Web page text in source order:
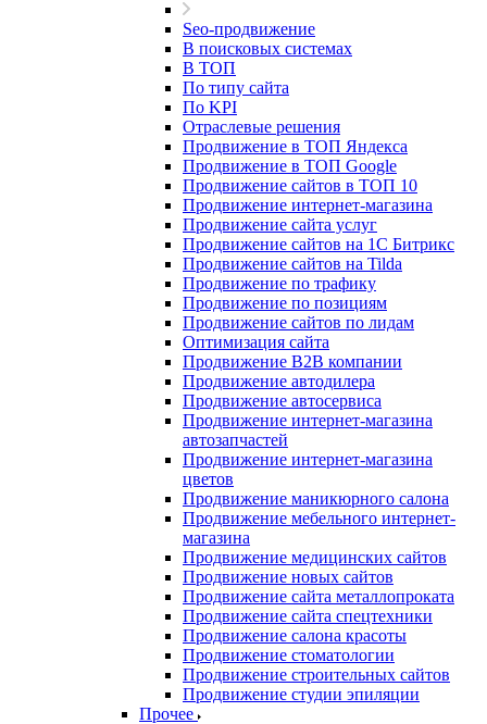
Seo-продвижение
В поисковых системах
В ТОП
По типу сайта
По KPI
Отраслевые решения
Продвижение в ТОП Яндекса
Продвижение в ТОП Google
Продвижение сайтов в ТОП 10
Продвижение интернет-магазина
Продвижение сайта услуг
Продвижение сайтов на 1С Битрикс
Продвижение сайтов на Tilda
Продвижение по трафику
Продвижение по позициям
Продвижение сайтов по лидам
Оптимизация сайта
Продвижение B2B компании
Продвижение автодилера
Продвижение автосервиса
Продвижение интернет-магазина
автозапчастей
Продвижение интернет-магазина
цветов
Продвижение маникюрного салона
Продвижение мебельного интернет-
магазина
Продвижение медицинских сайтов
Продвижение новых сайтов
Продвижение сайта металлопроката
Продвижение сайта спецтехники
Продвижение салона красоты
Продвижение стоматологии
Продвижение строительных сайтов
Продвижение студии эпиляции
Прочее